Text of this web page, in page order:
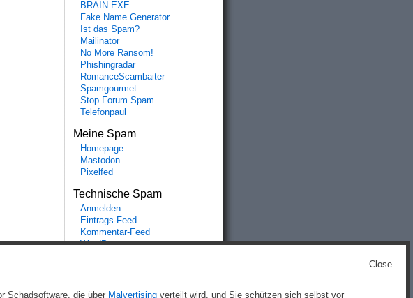
BRAIN.EXE
Fake Name Generator
Ist das Spam?
Mailinator
No More Ransom!
Phishingradar
RomanceScambaiter
Spamgourmet
Stop Forum Spam
Telefonpaul
Meine Spam
Homepage
Mastodon
Pixelfed
Technische Spam
Anmelden
Eintrags-Feed
Kommentar-Feed
WordPress.org
.
Close
Schadsoftware, die über Malvertising verteilt wird, und Sie schützen sich selbst vor